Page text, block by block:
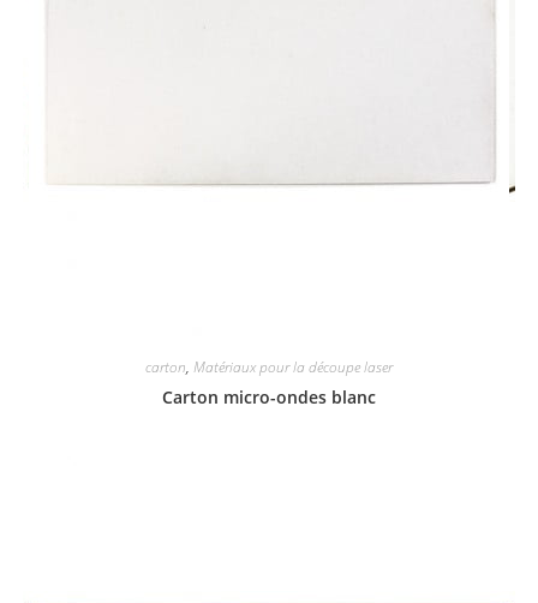
carton, Matériaux pour la découpe laser
Carton micro-ondes blanc